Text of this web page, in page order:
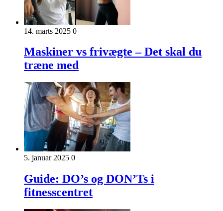
14. marts 2025 0
Maskiner vs frivægte – Det skal du
træne med
5. januar 2025 0
Guide: DO’s og DON’Ts i
fitnesscentret